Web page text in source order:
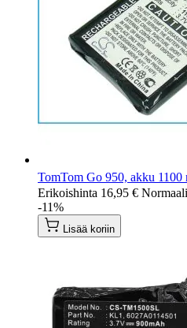
TomTom Go 950, akku 1100
Erikoishinta 16,95 €
-11%
Lisää koriin